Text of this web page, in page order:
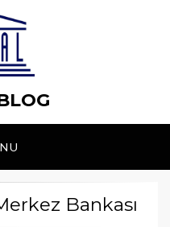
Bankası